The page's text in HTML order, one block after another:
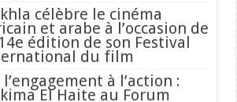
célèbre le cinéma
et arabe à l’occasion de
édition de son Festival
du film
l’engagement à l’action :
El Haite au Forum